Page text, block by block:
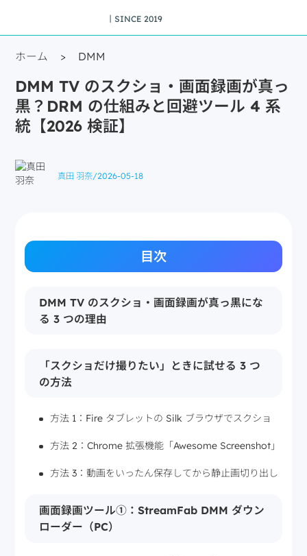
丨SINCE 2019
ホーム > DMM
DMM TV のスクショ・画面録画が真っ
黒？DRM の仕組みと回避ツール 4 系
統【2026 検証】
真田 羽奈/2026-05-18
目次
DMM TV のスクショ・画面録画が真っ黒にな
る 3 つの理由
「スクショだけ撮りたい」ときに試せる 3 つ
の方法
方法 1：Fire タブレットの Silk ブラウザでスクショ
方法 2：Chrome 拡張機能「Awesome Screenshot」
方法 3：動画をいったん保存してから静止画切り出し
画面録画ツール①：StreamFab DMM ダウン
ローダー（PC）